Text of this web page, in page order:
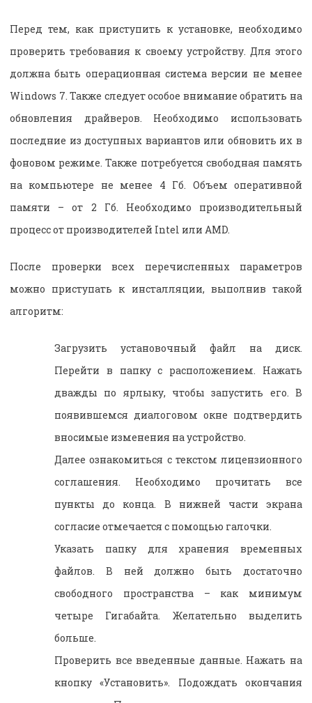
Перед тем, как приступить к установке, необходимо
проверить требования к своему устройству. Для этого
должна быть операционная система версии не менее
Windows 7. Также следует особое внимание обратить на
обновления драйверов. Необходимо использовать
последние из доступных вариантов или обновить их в
фоновом режиме. Также потребуется свободная память
на компьютере не менее 4 Гб. Объем оперативной
памяти – от 2 Гб. Необходимо производительный
процесс от производителей Intel или AMD.
После проверки всех перечисленных параметров
можно приступать к инсталляции, выполнив такой
алгоритм:
Загрузить установочный файл на диск.
Перейти в папку с расположением. Нажать
дважды по ярлыку, чтобы запустить его. В
появившемся диалоговом окне подтвердить
вносимые изменения на устройство.
Далее ознакомиться с текстом лицензионного
соглашения. Необходимо прочитать все
пункты до конца. В нижней части экрана
согласие отмечается с помощью галочки.
Указать папку для хранения временных
файлов. В ней должно быть достаточно
свободного пространства – как минимум
четыре Гигабайта. Желательно выделить
больше.
Проверить все введенные данные. Нажать на
кнопку «Установить». Подождать окончания